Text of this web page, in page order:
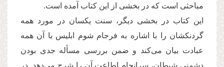
مباحثی است که در بخشی از این کتاب آمده است.
این کتاب در بخشی دیگر، سنت یکسان در مورد همه
گردنکشان را با اشاره به فرجام شوم ابلیس با آن همه
عبادت بیان می‌کند و ضمن بررسی مسأله جدی بودن
دشمنی شیطان، سرانجام اطاعت آن را شرح می‌دهد. در